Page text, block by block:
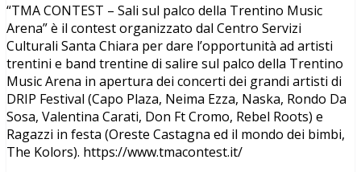
“TMA CONTEST – Sali sul palco della Trentino Music
Arena” è il contest organizzato dal Centro Servizi
Culturali Santa Chiara per dare l’opportunità ad artisti
trentini e band trentine di salire sul palco della Trentino
Music Arena in apertura dei concerti dei grandi artisti di
DRIP Festival (Capo Plaza, Neima Ezza, Naska, Rondo Da
Sosa, Valentina Carati, Don Ft Cromo, Rebel Roots) e
Ragazzi in festa (Oreste Castagna ed il mondo dei bimbi,
The Kolors). https://www.tmacontest.it/